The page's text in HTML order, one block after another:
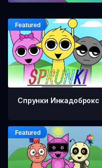
Спрунки Инкадоброкс